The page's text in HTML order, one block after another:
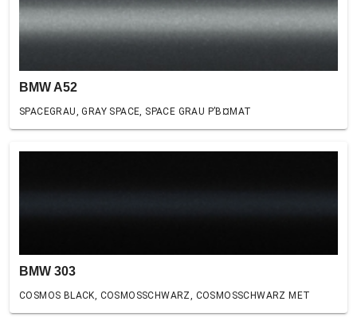
BMW A52
SPACEGRAU, GRAY SPACE, SPACE GRAU Р’В¤MAT
BMW 303
COSMOS BLACK, COSMOSSCHWARZ, COSMOSSCHWARZ MET